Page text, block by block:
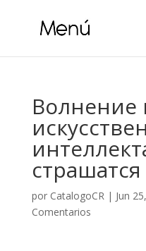
Волнение
por CatalogoCR| Jun
Comentarios